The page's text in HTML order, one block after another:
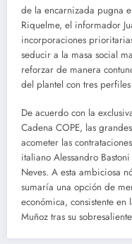
de la encarnizada pugna
Riquelme, el informador
incorporaciones
seducir a la masa social
reforzar de manera
del plantel con tres
De acuerdo con la
Cadena COPE, las
acometer las
italiano Alessandro
Neves. A esta ambiciosa
sumaría una opción de
económica, consistente
Muñoz tras su